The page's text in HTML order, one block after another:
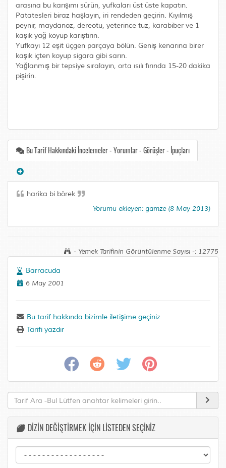
arasına bu karışımı sürün, yufkaları üst üste kapatın.
Patatesleri biraz haşlayın, iri rendeden geçirin. Kıyılmış
peynir, maydanoz, dereotu, yeterince tuz, karabiber ve 1
kaşık yağ koyup karıştırın.
Yufkayı 12 eşit üçgen parçaya bölün. Geniş kenarına birer
kaşık içten koyup sigara gibi sarın.
Yağlanmış bir tepsiye sıralayın, orta ısılı fırında 15-20 dakika
pişirin.
Bu Tarif Hakkındaki İncelemeler - Yorumlar - Görüşler - İpuçları
harika bi börek
Yorumu ekleyen: gamze (8 May 2013)
- Yemek Tarifinin Görüntülenme Sayısı -: 12775
Barracuda
6 May 2001
Bu tarif hakkında bizimle iletişime geçiniz
Tarifi yazdır
DİZİN DEĞİŞTİRMEK İÇİN LİSTEDEN SEÇİNİZ